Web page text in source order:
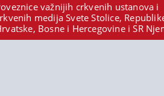
važnijih crkvenih ustanova i
medija Svete Stolice,
Bosne i Hercegovine i SR